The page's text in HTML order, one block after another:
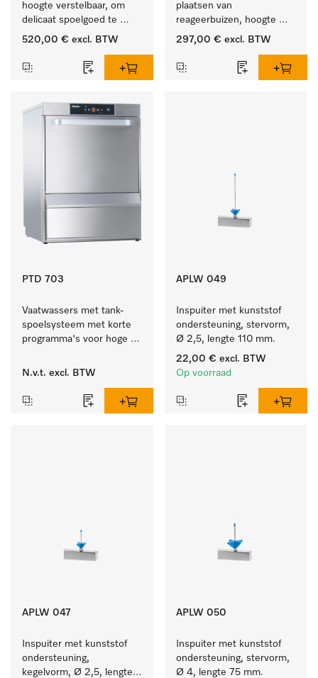
hoogte verstelbaar, om
delicaat spoelgoed te
fixeren
520,00 € excl. BTW
plaatsen van
reageerbuizen, hoogte
130 mm.
297,00 € excl. BTW
PTD 703
Vaatwassers met tank-
spoelsysteem met korte
programma's voor hoge
universeel gebruik.
N.v.t. excl. BTW
APLW 049
Inspuiter met kunststof
ondersteuning, stervorm,
Ø 2,5, lengte 110 mm.
22,00 € excl. BTW
Op voorraad
APLW 047
Inspuiter met kunststof
ondersteuning,
kegelvorm, Ø 2,5, lengte
APLW 050
Inspuiter met kunststof
ondersteuning, stervorm,
Ø 4, lengte 75 mm.